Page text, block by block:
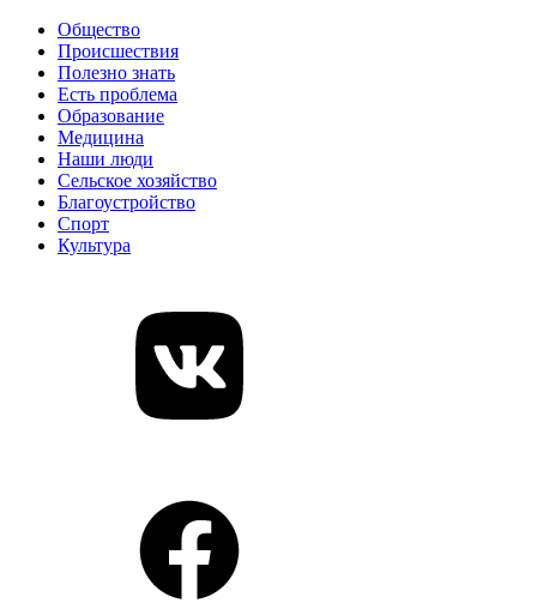
Общество
Происшествия
Полезно знать
Есть проблема
Образование
Медицина
Наши люди
Сельское хозяйство
Благоустройство
Спорт
Культура